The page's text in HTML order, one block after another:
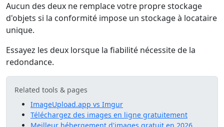
Aucun des deux ne remplace votre propre stockage
d'objets si la conformité impose un stockage à locataire
unique.
Essayez les deux lorsque la fiabilité nécessite de la
redondance.
Related tools & pages
ImageUpload.app vs Imgur
Téléchargez des images en ligne gratuitement